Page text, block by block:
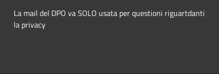
La mail del DPO va SOLO usata per questioni riguartdanti
la privacy